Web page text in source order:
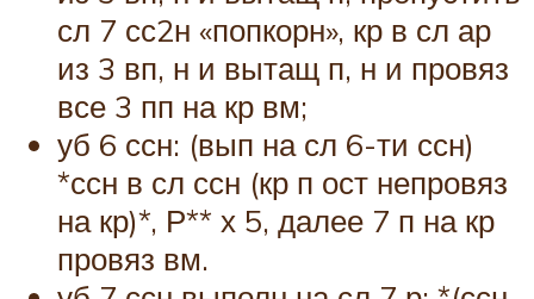
сл 7 сс2н «попкорн», кр в сл ар
из 3 вп, н и вытащ п, н и провяз
все 3 пп на кр вм;
уб 6 ссн: (вып на сл 6-ти ссн)
*ссн в сл ссн (кр п ост непровяз
на кр)*, Р** х 5, далее 7 п на кр
провяз вм.